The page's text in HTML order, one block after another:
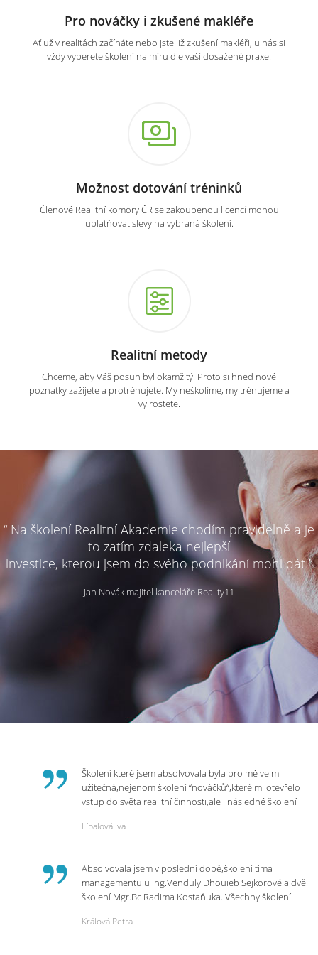
Pro nováčky i zkušené makléře
Ať už v realitách začínáte nebo jste již zkušení makléři, u nás si
vždy vyberete školení na míru dle vaší dosažené praxe.
Možnost dotování tréninků
Členové Realitní komory ČR se zakoupenou licencí mohou
uplatňovat slevy na vybraná školení.
Realitní metody
Chceme, aby Váš posun byl okamžitý. Proto si hned nové
poznatky zažijete a protrénujete. My neškolíme, my trénujeme a
vy rostete.
“ Na školení Realitní Akademie chodím pravidelně a je
to zatím zdaleka nejlepší
investice, kterou jsem do svého podnikání mohl dát ”
Jan Novák majitel kanceláře Reality11
Školení které jsem absolvovala byla pro mě velmi
užitečná,nejenom školení “nováčků“,které mi otevřelo
vstup do světa realitní činnosti,ale i následné školení
p.Vendulce která s nesmírnou lidskostí,přesto
potřebná školení,která Realitní Akademie umožňuje.
Líbalová Iva
Absolvovala jsem v poslední době,školení tima
managementu u Ing.Venduly Dhouieb Sejkorové a dvě
školení Mgr.Bc Radima Kostaňuka. Všechny školení
práci a na život.
Králová Petra